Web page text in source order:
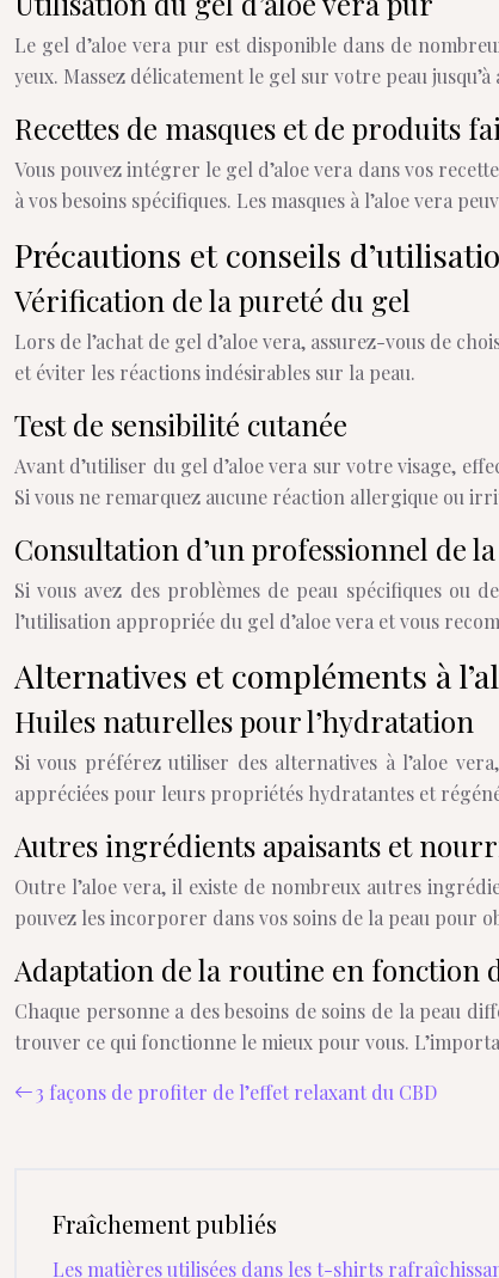
Le gel d’aloe vera pur est disponible dans de
yeux. Massez délicatement le gel sur votre peau
Recettes de masques et de produits
Vous pouvez intégrer le gel d’aloe vera dans vos
à vos besoins spécifiques. Les masques à l’aloe vera
Précautions et conseils
Vérification de la pureté du gel
Lors de l’achat de gel d’aloe vera, assurez-vous de
et éviter les réactions indésirables sur la peau.
Test de sensibilité cutanée
Avant d’utiliser du gel d’aloe vera sur votre visage,
Si vous ne remarquez aucune réaction allergique ou
Consultation d’un professionnel de
Si vous avez des problèmes de peau spécifiques
l’utilisation appropriée du gel d’aloe vera et vous
Alternatives et compléments à
Huiles naturelles pour l’hydratation
Si vous préférez utiliser des alternatives à l’aloe
appréciées pour leurs propriétés hydratantes et
Autres ingrédients apaisants et
Outre l’aloe vera, il existe de nombreux autres
pouvez les incorporer dans vos soins de la peau pour
Adaptation de la routine en fonction
Chaque personne a des besoins de soins de la peau
trouver ce qui fonctionne le mieux pour vous.
3 façons de profiter de l’effet relaxant du CBD
Fraîchement publiés
Les matières utilisées dans les t-shirts